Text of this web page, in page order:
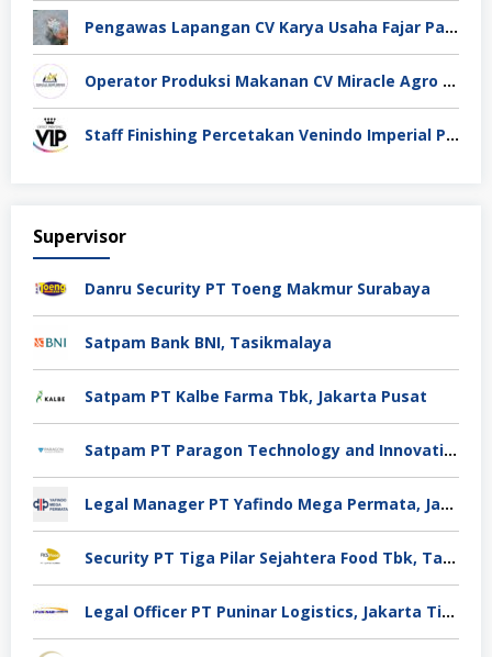
Pengawas Lapangan CV Karya Usaha Fajar Pasuruan
Operator Produksi Makanan CV Miracle Agro Spices Sidoarjo
Staff Finishing Percetakan Venindo Imperial Perkasa Bandung Kota
Supervisor
Danru Security PT Toeng Makmur Surabaya
Satpam Bank BNI, Tasikmalaya
Satpam PT Kalbe Farma Tbk, Jakarta Pusat
Satpam PT Paragon Technology and Innovation Jakarta
Legal Manager PT Yafindo Mega Permata, Jakarta Barat
Security PT Tiga Pilar Sejahtera Food Tbk, Tangerang
Legal Officer PT Puninar Logistics, Jakarta Timur